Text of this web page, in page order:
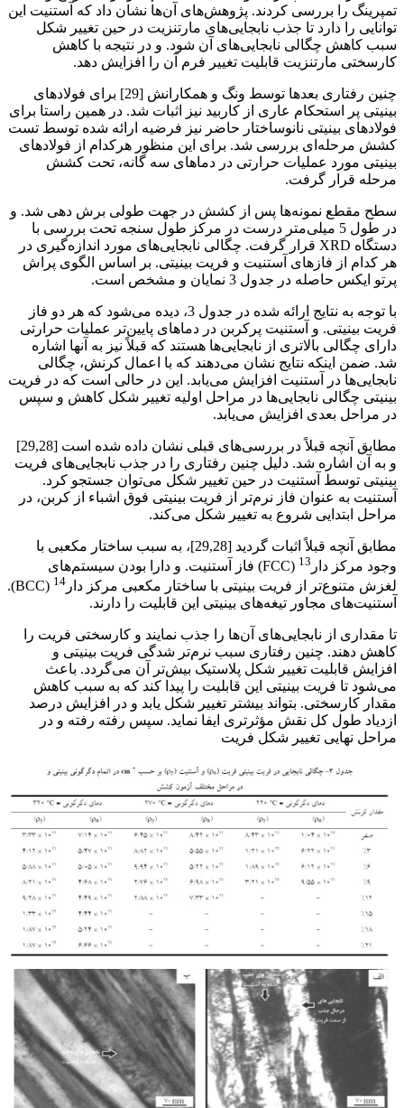
تمپرینگ را بررسی کردند. پژوهش‌های آن‌ها نشان داد که آستنیت این
توانایی را دارد تا جذب نابجایی‌های مارتنزیت در حین تغییر شکل
سبب کاهش چگالی نابجایی‌های آن شود. و در نتیجه با کاهش
کارسختی مارتنزیت قابلیت تغییر فرم آن را افزایش دهد.
چنین رفتاری بعدها توسط ونگ و همکارانش [29] برای فولادهای
بینیتی پر استحکام عاری از کاربید نیز اثبات شد. در همین راستا برای
فولادهای بینیتی نانوساختار حاضر نیز فرضیه ارائه شده توسط تست
کشش مرحله‌ای بررسی شد. برای این منظور هرکدام از فولادهای
بینیتی مورد عملیات حرارتی در دماهای سه گانه، تحت کشش
مرحله قرار گرفت.
سطح مقطع نمونه‌ها پس از کشش در جهت طولی برش دهی شد. و
در طول 5 میلی‌متر درست در مرکز طول سنجه تحت بررسی با
دستگاه XRD قرار گرفت. چگالی نابجایی‌های مورد اندازه‌گیری در
هر کدام از فازهای آستنیت و فریت بینیتی. بر اساس الگوی پراش
پرتو ایکس حاصله در جدول 3 نمایان و مشخص است.
با توجه به نتایج ارائه شده در جدول 3، دیده می‌شود که هر دو فاز
فریت بینیتی. و آستنیت پرکربن در دماهای پایین‌تر عملیات حرارتی
دارای چگالی بالاتری از نابجایی‌ها هستند که قبلاً نیز به آنها اشاره
شد. ضمن اینکه نتایج نشان می‌دهند که با اعمال کرنش، چگالی
نابجایی‌ها در آستنیت افزایش می‌یابد. این در حالی است که در فریت
بینیتی چگالی نابجایی‌ها در مراحل اولیه تغییر شکل کاهش و سپس
در مراحل بعدی افزایش می‌یابد.
مطابق آنچه قبلاً در بررسی‌های قبلی نشان داده شده است [29,28]
و به آن اشاره شد. دلیل چنین رفتاری را در جذب نابجایی‌های فریت
بینیتی توسط آستنیت در حین تغییر شکل می‌توان جستجو کرد.
آستنیت به عنوان فاز نرم‌تر از فریت بینیتی فوق اشباء از کربن، در
مراحل ابتدایی شروع به تغییر شکل می‌کند.
مطابق آنچه قبلاً اثبات گردید [29,28]، به سبب ساختار مکعبی با
وجود مرکز دار 13
(FCC) فاز آستنیت. و دارا بودن سیستم‌های
لغزش متنوع‌تر از فریت بینیتی با ساختار مکعبی مرکز دار 14
(BCC).
آستنیت‌های مجاور تیغه‌های بینیتی این قابلیت را دارند.
تا مقداری از نابجایی‌های آن‌ها را جذب نمایند و کارسختی فریت را
کاهش دهند. چنین رفتاری سبب نرم‌تر شدگی فریت بینیتی و
افزایش قابلیت تغییر شکل پلاستیک بیش‌تر آن می‌گردد. باعث
می‌شود تا فریت بینیتی این قابلیت را پیدا کند که به سبب کاهش
مقدار کارسختی. بتواند بیشتر تغییر شکل یابد و در افزایش درصد
ازدیاد طول کل نقش مؤثرتری ایفا نماید. سپس رفته رفته و در
مراحل نهایی تغییر شکل فریت